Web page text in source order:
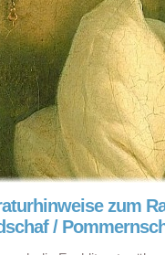
zum
/